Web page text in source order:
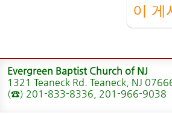
이 게
Evergreen Baptist Church of NJ
1321 Teaneck Rd. Teaneck, NJ
(☎) 201-833-8336, 201-966-9038